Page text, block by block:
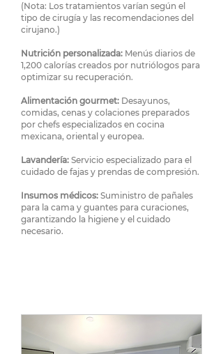
(Nota: Los tratamientos varían según el
tipo de cirugía y las recomendaciones del
cirujano.)
Nutrición personalizada: Menús diarios de
1,200 calorías creados por nutriólogos para
optimizar su recuperación.
Alimentación gourmet: Desayunos,
comidas, cenas y colaciones preparados
por chefs especializados en cocina
mexicana, oriental y europea.
Lavandería: Servicio especializado para el
cuidado de fajas y prendas de compresión.
Insumos médicos: Suministro de pañales
para la cama y guantes para curaciones,
garantizando la higiene y el cuidado
necesario.